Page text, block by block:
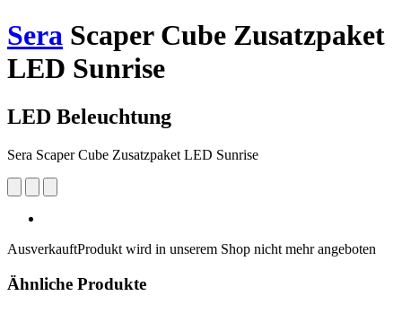
Sera Scaper Cube Zusatzpaket
LED Sunrise
LED Beleuchtung
Sera Scaper Cube Zusatzpaket LED Sunrise
AusverkauftProdukt wird in unserem Shop nicht mehr angeboten
Ähnliche Produkte